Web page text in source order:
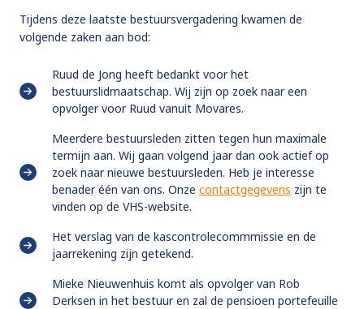
Tijdens deze laatste bestuursvergadering kwamen de
volgende zaken aan bod:
Ruud de Jong heeft bedankt voor het
bestuurslidmaatschap. Wij zijn op zoek naar een
opvolger voor Ruud vanuit Movares.
Meerdere bestuursleden zitten tegen hun maximale
termijn aan. Wij gaan volgend jaar dan ook actief op
zoek naar nieuwe bestuursleden. Heb je interesse
benader één van ons. Onze contactgegevens zijn te
vinden op de VHS-website.
Het verslag van de kascontrolecommmissie en de
jaarrekening zijn getekend.
Mieke Nieuwenhuis komt als opvolger van Rob
Derksen in het bestuur en zal de pensioen portefeuille